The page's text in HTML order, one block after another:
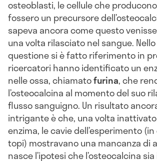
osteoblasti, le cellule che
fossero un precursore
sapeva ancora come questo
una volta rilasciato nel sangue.
questione si è fatto riferimento in
ricercatori hanno identificato un
nelle ossa, chiamatofurina, che
l’osteocalcina al momento del suo
flusso sanguigno. Un risultato
intrigante è che, una volta
enzima, le cavie dell’esperimento
topi) mostravano una mancanza di
nasce l’ipotesi che l’osteocalcina